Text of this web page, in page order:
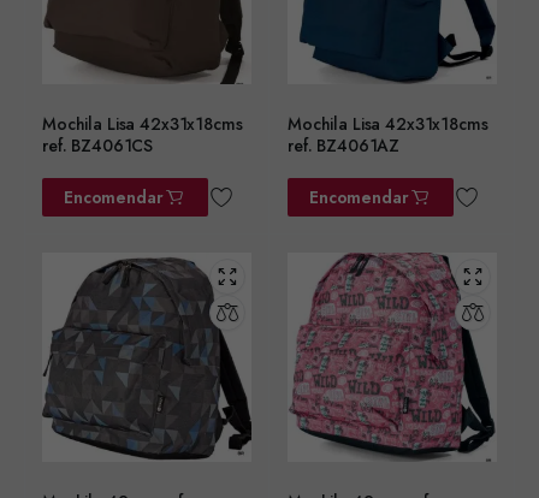
Mochila Lisa 42x31x18cms
ref. BZ4061CS
Encomendar
Mochila Lisa 42x31x18cms
ref. BZ4061AZ
Encomendar